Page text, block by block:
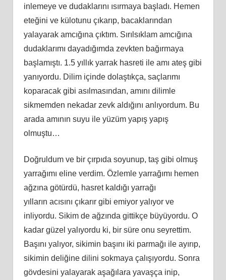
inlemeye ve dudaklarını ısırmaya başladı. Hemen
eteğini ve külotunu çıkarıp, bacaklarından
yalayarak amcığına çıktım. Sırılsıklam amcığına
dudaklarımı dayadığımda zevkten bağırmaya
başlamıştı. 1.5 yıllık yarrak hasreti ile amı ateş gibi
yanıyordu. Dilim içinde dolaştıkça, saçlarımı
koparacak gibi asılmasından, amını dilimle
sikmemden nekadar zevk aldığını anlıyordum. Bu
arada amının suyu ile yüzüm yapış yapış
olmuştu…
Doğruldum ve bir çırpıda soyunup, taş gibi olmuş
yarrağımı eline verdim. Özlemle yarrağımı hemen
ağzına götürdü, hasret kaldığı yarrağı
yılların acısını çıkarır gibi emiyor yalıyor ve
inliyordu. Sikimde ağzında gittikçe büyüyordu. O
kadar güzel yalıyordu ki, bir süre onu seyrettim.
Başını yalıyor, sikimin başını iki parmağı ile ayırıp,
sikimin deliğinedilini sokmaya çalışıyordu. Sonra
gövdesini yalayarak aşağılara yavaşça inip,